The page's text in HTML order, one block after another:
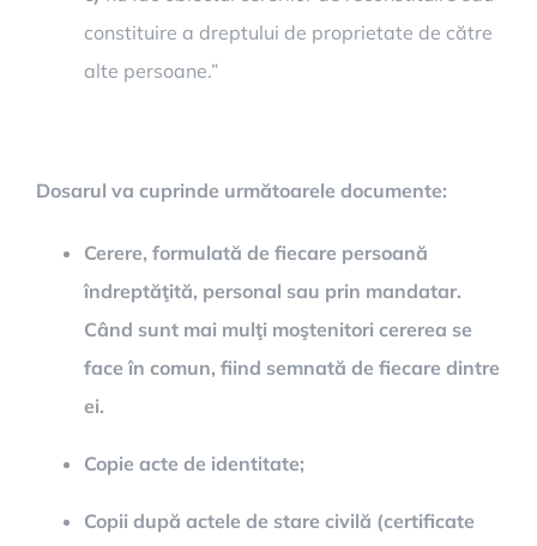
constituire a dreptului de proprietate de către
alte persoane.”
Dosarul va cuprinde următoarele documente:
Cerere, formulată de fiecare persoană
îndreptăţită, personal sau prin mandatar.
Când sunt mai mulţi moştenitori cererea se
face în comun, fiind semnată de fiecare dintre
ei.
Copie acte de identitate;
Copii după actele de stare civilă (certificate